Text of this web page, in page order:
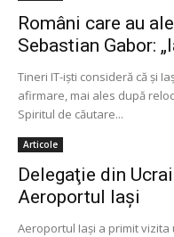
Români care au
Sebastian Gabor:
Tineri IT-işti consideră că şi
afirmare, mai ales după
Spiritul de căutare...
Articole
Delegaţie din
Aeroportul Iaşi
Aeroportul Iaşi a primit